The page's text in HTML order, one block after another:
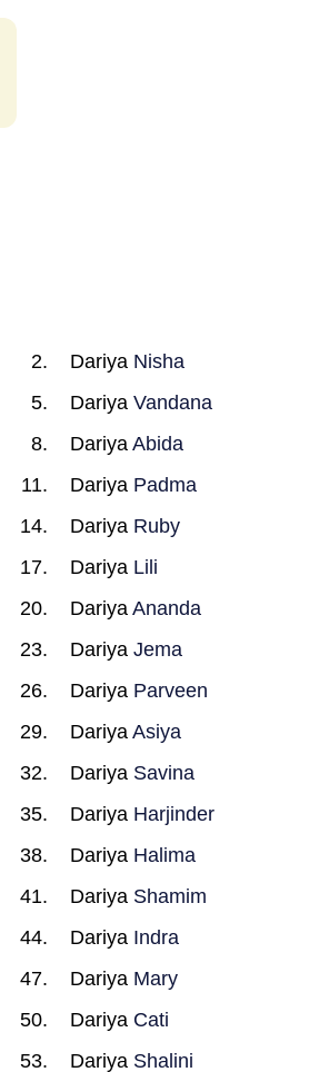
Dariya Nisha
Dariya Vandana
Dariya Abida
Dariya Padma
Dariya Ruby
Dariya Lili
Dariya Ananda
Dariya Jema
Dariya Parveen
Dariya Asiya
Dariya Savina
Dariya Harjinder
Dariya Halima
Dariya Shamim
Dariya Indra
Dariya Mary
Dariya Cati
Dariya Shalini